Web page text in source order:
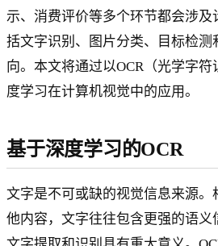
示、消费评价等多个环节都会涉
括文字识别、图片分类、目标检测
向。本文将通过以OCR（光学字
度学习在计算机视觉中的应用。
基于深度学习的OCR
文字是不可或缺的视觉信息来源。
他内容，文字往往包含更强的语义